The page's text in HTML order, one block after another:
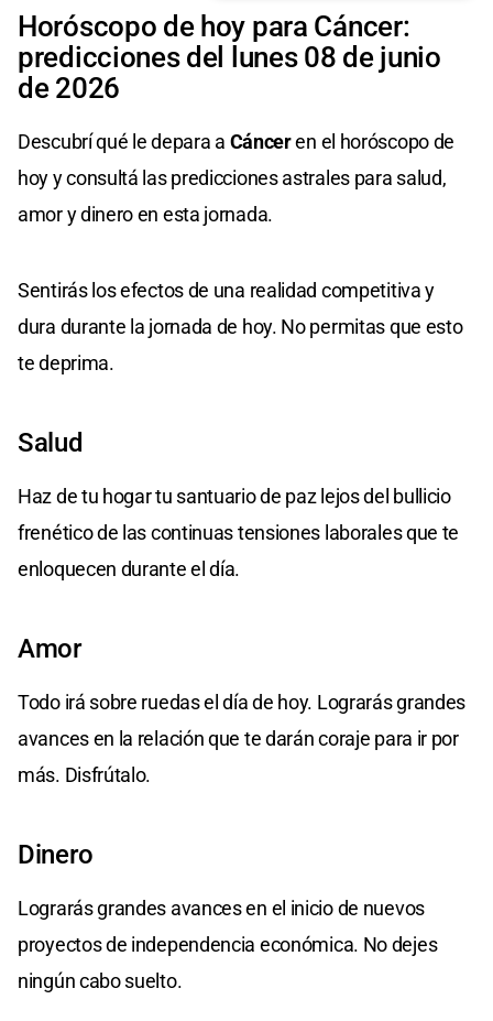
Horóscopo de hoy para Cáncer:
predicciones del lunes 08 de junio
de 2026
Descubrí qué le depara a Cánceren el horóscopo de
hoy y consultá las predicciones astrales para salud,
amor y dinero en esta jornada.
Sentirás los efectos de una realidad competitiva y
dura durante la jornada de hoy. No permitas que esto
te deprima.
Salud
Haz de tu hogar tu santuario de paz lejos del bullicio
frenético de las continuas tensiones laborales que te
enloquecen durante el día.
Amor
Todo irá sobre ruedas el día de hoy. Lograrás grandes
avances en la relación que te darán coraje para ir por
más. Disfrútalo.
Dinero
Lograrás grandes avances en el inicio de nuevos
proyectos de independencia económica. No dejes
ningún cabo suelto.